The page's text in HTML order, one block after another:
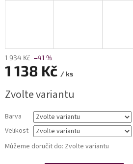
1 934 Kč –41 %
1 138 Kč / ks
cena:
Zvolte variantu
Barva
Velikost
Můžeme doručit do: Zvolte variantu